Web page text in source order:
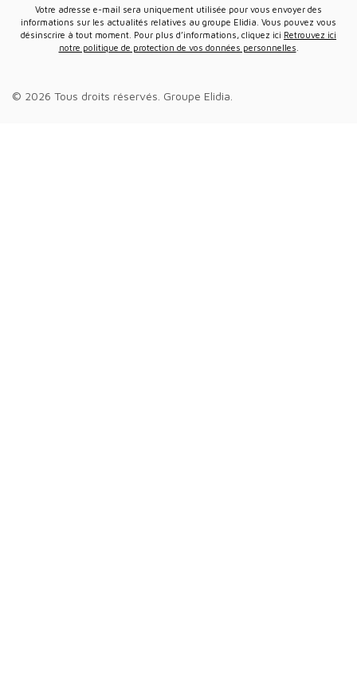
Votre adresse e-mail sera uniquement utilisée pour vous envoyer des
informations sur les actualités relatives au groupe Elidia. Vous pouvez vous
désinscrire à tout moment. Pour plus d’informations, cliquez ici Retrouvez ici
notre politique de protection de vos données personnelles
© 2026 Tous droits réservés. Groupe Elidia